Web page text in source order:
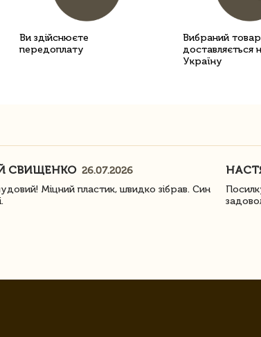
Ви здійснюєте
передоплату
Вибраний товар
доставляється
Україну
СВИЩЕНКО 26.07.2026
Міцний пластик, швидко зібрав. Син